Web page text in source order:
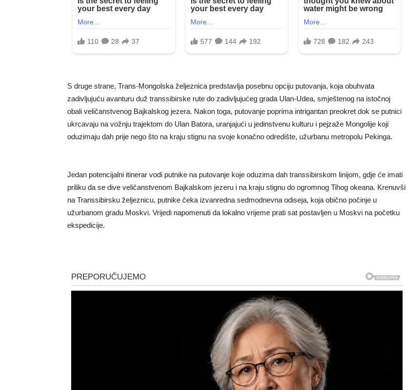
S druge strane, Trans-Mongolska željeznica predstavlja posebnu opciju putovanja, koja obuhvata
zadivljujuću avanturu duž transsibirske rute do zadivljujućeg grada Ulan-Udea, smještenog na istočnoj
obali veličanstvenog Bajkalskog jezera. Nakon toga, putovanje poprima intrigantan preokret dok se putnici
ukrcavaju na vožnju trajektom do Ulan Batora, uranjajući u jedinstvenu kulturu i pejzaže Mongolije koji
oduzimaju dah prije nego što na kraju stignu na svoje konačno odredište, užurbanu metropolu Pekinga.
Jedan potencijalni itinerar vodi putnike na putovanje koje oduzima dah transsibirskom linijom, gdje će imati
priliku da se dive veličanstvenom Bajkalskom jezeru i na kraju stignu do ogromnog Tihog okeana. Krenuvši
na Transsibirsku željeznicu, putnike čeka izvanredna sedmodnevna odiseja, koja obično počinje u
užurbanom gradu Moskvi. Vrijedi napomenuti da lokalno vrijeme prati sat postavljen u Moskvi na početku
ekspedicije.